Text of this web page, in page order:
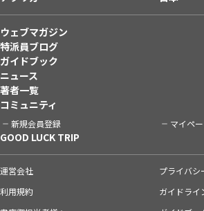
ウェブマガジン
特派員ブログ
ガイドブック
ニュース
著者一覧
コミュニティ
新規会員登録 マイペ
GOOD LUCK TRIP
運営会社
プライバシ
利用規約
ガイドライ